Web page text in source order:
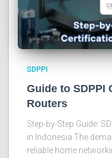
SDPPI
Guide to SDPPI
Routers
Step-by-Step Guide:
in Indonesia The
reliable home